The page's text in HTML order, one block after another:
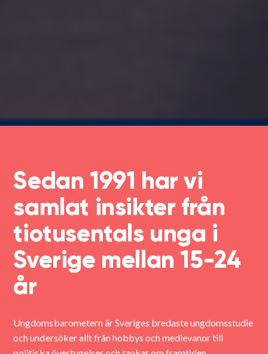
Sedan 1991 har vi
samlat insikter från
tiotusentals unga i
Sverige mellan 15-24
år
Ungdomsbarometern är Sveriges bredaste ungdomsstudie
och undersöker allt från hobbys och medievanor till